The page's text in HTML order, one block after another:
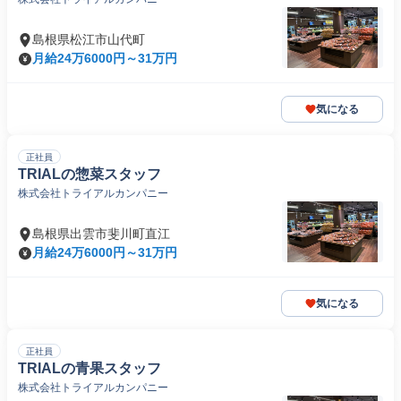
島根県松江市山代町
月給24万6000円～31万円
気になる
正社員
TRIALの惣菜スタッフ
株式会社トライアルカンパニー
島根県出雲市斐川町直江
月給24万6000円～31万円
気になる
正社員
TRIALの青果スタッフ
株式会社トライアルカンパニー